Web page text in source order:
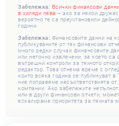
Забележка: Всички финансови
в хиляди лева – ако за някои
вероятно те са преустановили
години.
Забележка: Финансовите данни на
публикуваните от тях финансови
много редки случаи финансовите
или неточно извлечени, за което са
вътрешни контроли за тяхното
редактор. Това отнема време с
които всяка година се публикуват в
ние поправяме несъответствията
компании. Ако забележите
или в други финансови отчети,
ескалираме приоритета за тяхната